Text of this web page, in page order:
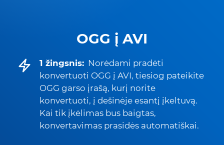
OGG į AVI
1 žingsnis: Norėdami pradėti
konvertuoti OGG į AVI, tiesiog pateikite
OGG garso įrašą, kurį norite
konvertuoti, į dešinėje esantį įkeltuvą.
Kai tik įkėlimas bus baigtas,
konvertavimas prasidės automatiškai.